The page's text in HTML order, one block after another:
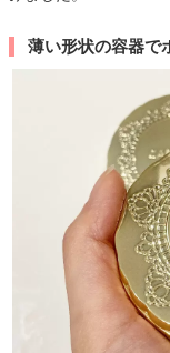
薄い形状の容器で